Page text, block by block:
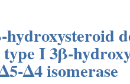
type I 3β-
Δ4 isomerase